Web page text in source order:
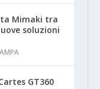
Mimaki tra
soluzioni
GT360